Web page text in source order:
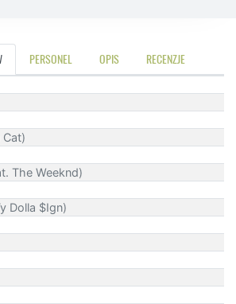
PERSONEL OPIS RECENZJE
The Weeknd)
Dolla $Ign)